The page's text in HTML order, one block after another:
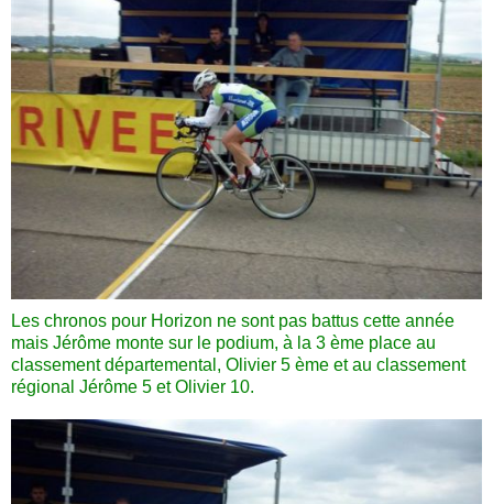
Les chronos pour Horizon ne sont pas battus cette année
mais Jérôme monte sur le podium, à la 3 ème place au
classement départemental, Olivier 5 ème et au classement
régional Jérôme 5 et Olivier 10.